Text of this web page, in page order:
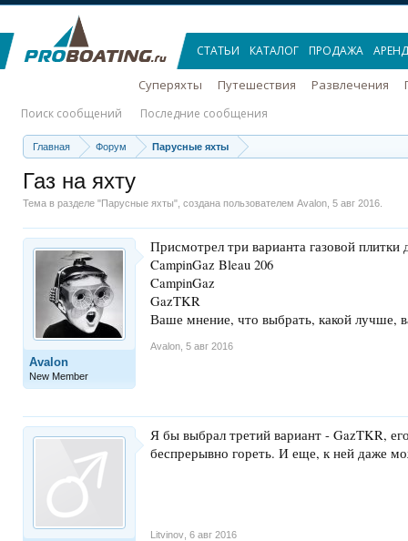
Главная Форум Парусные яхты
Газ на яхту
Тема в разделе "Парусные яхты", создана пользователем Avalon 5 авг 2016
Avalon
New Member
Присмотрел три варианта газовой плитки
CampinGaz Bleau 206
CampinGaz
GazTKR
Ваше мнение, что выбрать, какой лучше,
Avalon 5 авг 2016
Я бы выбрал третий вариант - GazTKR,
беспрерывно гореть. И еще, к ней даже
Litvinov 6 авг 2016
СТАТЬИ КАТАЛОГ ПРОДАЖА
Суперяхты Путешествия Развлечения
Поиск сообщений Последние сообщения